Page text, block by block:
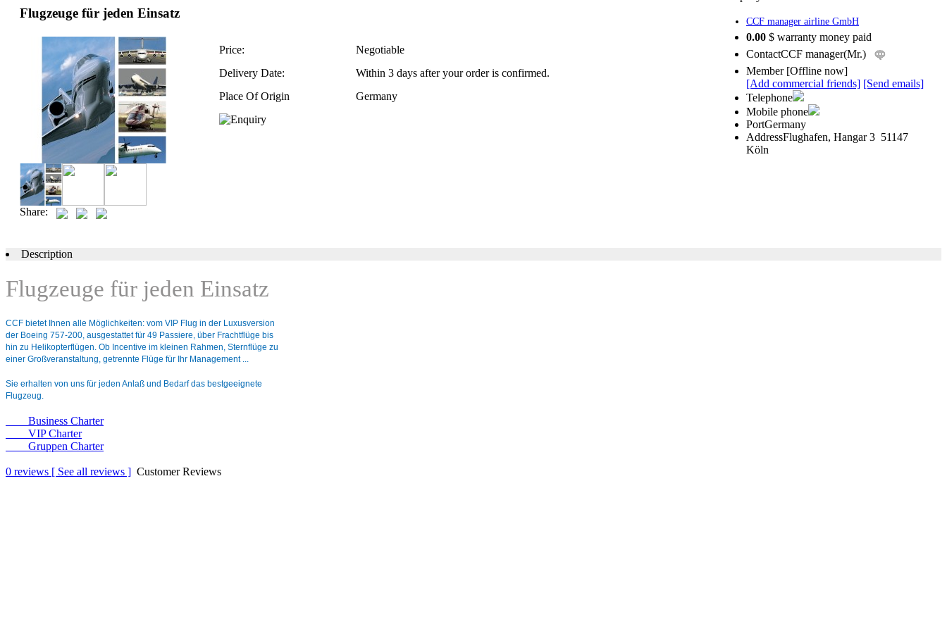
Flugzeuge für jeden Einsatz
Share:
Price:
Negotiable
Delivery Date:
Within 3 days after your order is confirmed.
Place Of Origin
Germany
CCF manager airline GmbH
0.00 $ warranty money paid
ContactCCF manager(Mr.)
Member[Offline now]
[Add commercial friends] [Send emails]
Telephone
Mobile phone
PortGermany
AddressFlughafen, Hangar 3 51147
Köln
Description
Flugzeuge für jeden Einsatz
CCF bietet Ihnen alle Möglichkeiten: vom VIP Flug in der Luxusversion
der Boeing 757-200, ausgestattet für 49 Passiere, über Frachtflüge bis
hin zu Helikopterflügen. Ob Incentive im kleinen Rahmen, Sternflüge zu
einer Großveranstaltung, getrennte Flüge für Ihr Management ...
Sie erhalten von uns für jeden Anlaß und Bedarf das bestgeeignete
Flugzeug.
Business Charter
VIP Charter
Gruppen Charter
0 reviews [ See all reviews ] Customer Reviews